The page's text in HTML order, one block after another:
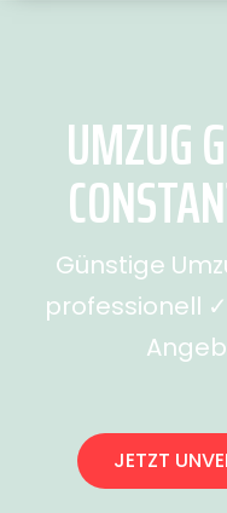
UMZUG
Günstige
professionell
JETZT